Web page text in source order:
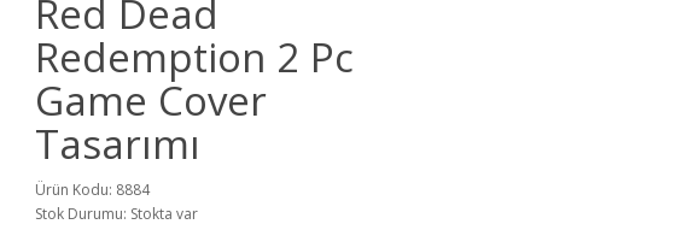
Red Dead
Redemption 2 Pc
Game Cover
Tasarımı
Ürün Kodu: 8884
Stok Durumu: Stokta var